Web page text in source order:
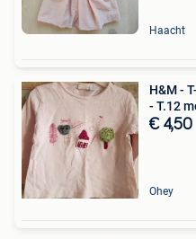
Haacht
H&M -
- T.12
€ 4,50
Ohey